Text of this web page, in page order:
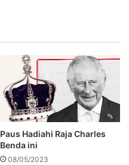
Paus Hadiahi Raja Charles
Benda ini
08/05/2023